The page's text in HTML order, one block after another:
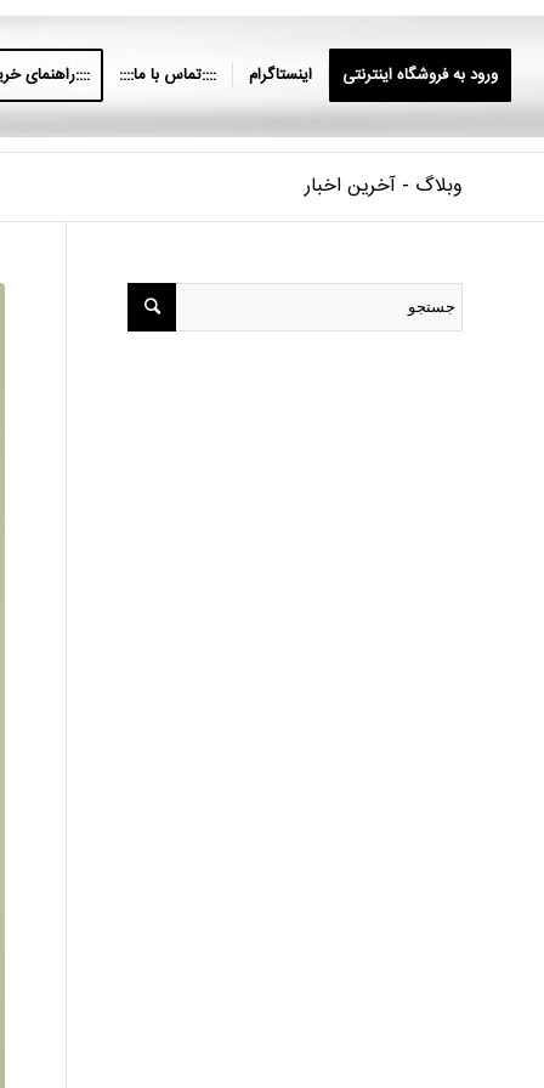
ورود به فروشگاه اینترنتی اینستاگرام ::::تماس با ما:::: ::::راهنمای
وبلاگ - آخرین اخبار